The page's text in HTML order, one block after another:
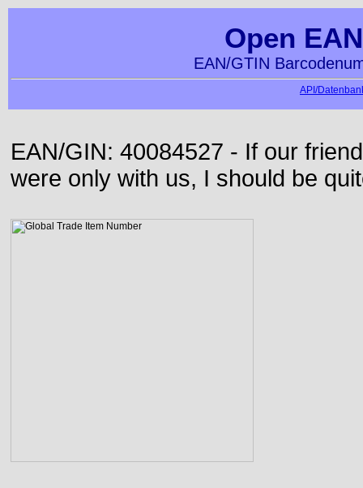
Open
EAN/GTIN
API/
EAN/GIN: 40084527 - If our
were only with us, I should be